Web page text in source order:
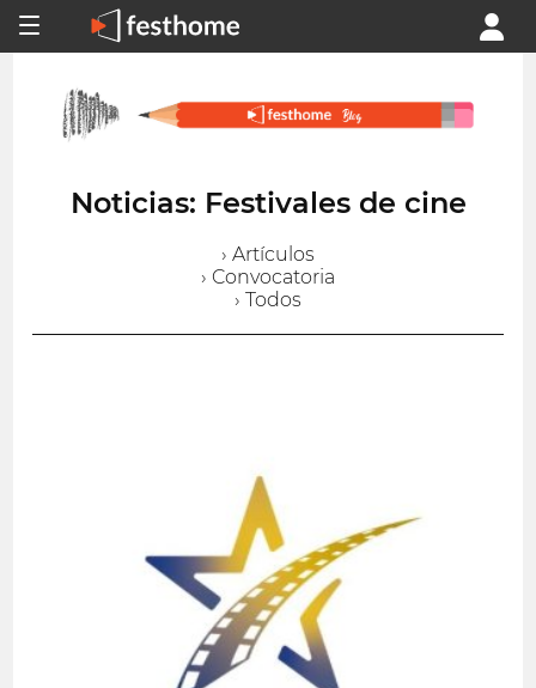
Noticias: Festivales de cine
› Artículos
› Convocatoria
› Todos